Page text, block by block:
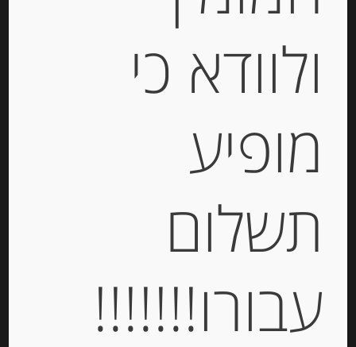
תרסיס חומץ יין אדום מיושן לתיבול
יחידות
הוספה לסל
ולוודא כי
מופיע
תשלום
עבורו!!!!!!!